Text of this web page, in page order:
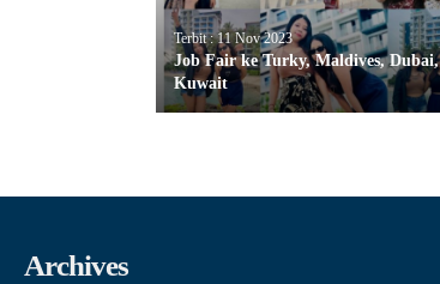
Terbit : 11 Nov 2023
Job Fair ke Turky, Maldives, Dubai,
Kuwait
Archives